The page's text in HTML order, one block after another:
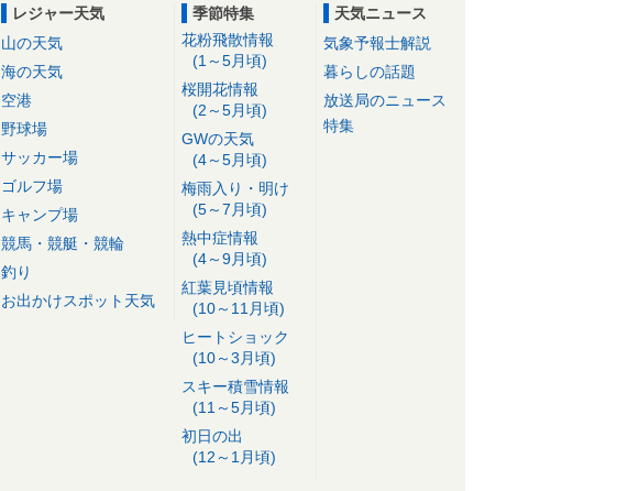
レジャー天気
山の天気
海の天気
空港
野球場
サッカー場
ゴルフ場
キャンプ場
競馬・競艇・競輪
釣り
お出かけスポット天気
季節特集
花粉飛散情報
(1～5月頃)
桜開花情報
(2～5月頃)
GWの天気
(4～5月頃)
梅雨入り・明け
(5～7月頃)
熱中症情報
(4～9月頃)
紅葉見頃情報
(10～11月頃)
ヒートショック
(10～3月頃)
スキー積雪情報
(11～5月頃)
初日の出
(12～1月頃)
天気ニュース
気象予報士解説
暮らしの話題
放送局のニュース
特集